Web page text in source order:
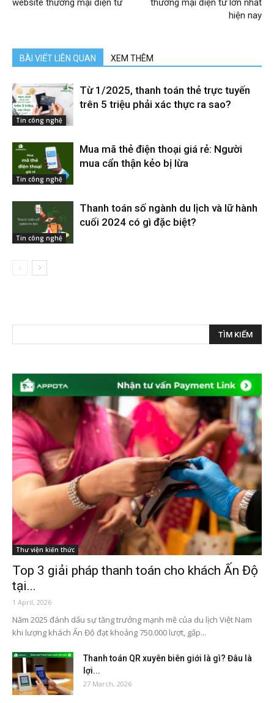
website thương mại điện tử
thương mại điện tử lớn nhất
hiện nay
BÀI VIẾT LIÊN QUAN XEM THÊM
Tin công nghệ
Từ 1/2025, thanh toán thẻ trực tuyến
trên 5 triệu phải xác thực ra sao?
Tin công nghệ
Mua mã thẻ điện thoại giá rẻ: Người
mua cẩn thận kẻo bị lừa
Tin công nghệ
Thanh toán số ngành du lịch và lữ hành
cuối 2024 có gì đặc biệt?
Thư viện kiến thức
Top 3 giải pháp thanh toán cho khách Ấn Độ
tại...
1 April, 2026
Năm 2025 đánh dấu sự tăng trưởng mạnh mẽ của du lịch Việt Nam
khi lượng khách Ấn Độ đạt khoảng 750.000 lượt, gấp...
Thanh toán QR xuyên biên giới là gì? Đâu là
lợi...
27 March, 2026